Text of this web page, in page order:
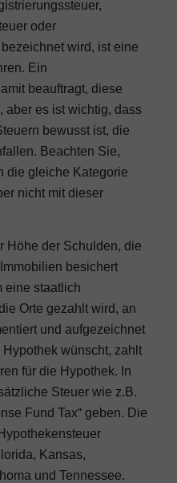
oder
wird, ist eine
Ein
beauftragt, diese
aber es ist wichtig, dass
bewusst ist, die
Beachten Sie,
die gleiche Kategorie
nicht mit dieser
Höhe der Schulden, die
besichert
eine staatlich
Orte gezahlt wird, an
und aufgezeichnet
wünscht, zahlt
für die Hypothek. In
Steuer wie z.B.
Fund Tax“ geben. Die
Kansas,
und Tennessee.